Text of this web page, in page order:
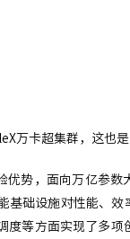
卡超集群，这也是
势，面向万亿参
础设施对性能、
等方面实现了多